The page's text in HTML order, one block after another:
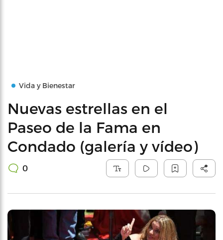
Vida y Bienestar
Nuevas estrellas en el
Paseo de la Fama en
Condado (galería y vídeo)
0